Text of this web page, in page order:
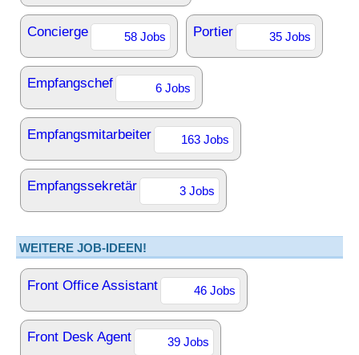
Concierge 58 Jobs Portier 35 Jobs
Empfangschef 6 Jobs
Empfangsmitarbeiter 163 Jobs
Empfangssekretär 3 Jobs
WEITERE JOB-IDEEN!
Front Office Assistant 46 Jobs
Front Desk Agent 39 Jobs